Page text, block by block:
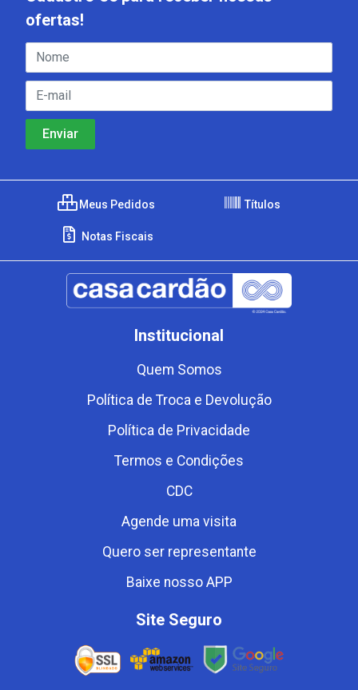
ofertas!
Meus Pedidos Títulos
Notas Fiscais
Institucional
Quem Somos
Política de Troca e Devolução
Política de Privacidade
Termos e Condições
CDC
Agende uma visita
Quero ser representante
Baixe nosso APP
Site Seguro